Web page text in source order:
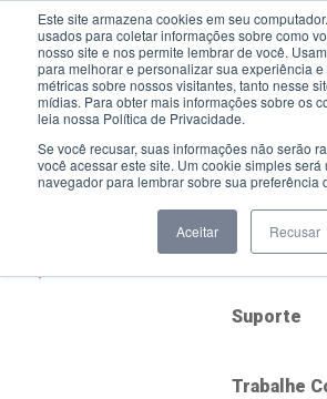
Este site armazena cookies em seu
usados para coletar informações sobre como
nosso site e nos permite lembrar de você.
para melhorar e personalizar sua experiência
métricas sobre nossos visitantes, tanto nesse
mídias. Para obter mais informações sobre os
leia nossa Política de Privacidade.
Se você recusar, suas informações não serão
você acessar este site. Um cookie simples será
navegador para lembrar sobre sua preferência
Aceitar Recusar
Soluções
Serviços
Blog
Suporte
Trabalhe